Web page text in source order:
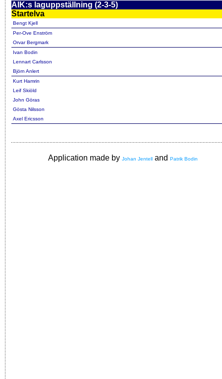
AIK:s laguppställning (2-3-5)
Startelva
Bengt Kjell
Per-Ove Enström
Orvar Bergmark
Ivan Bodin
Lennart Carlsson
Björn Anlert
Kurt Hamrin
Leif Skiöld
John Göras
Gösta Nilsson
Axel Ericsson
Application made by Johan Jentell and Patrik Bodin